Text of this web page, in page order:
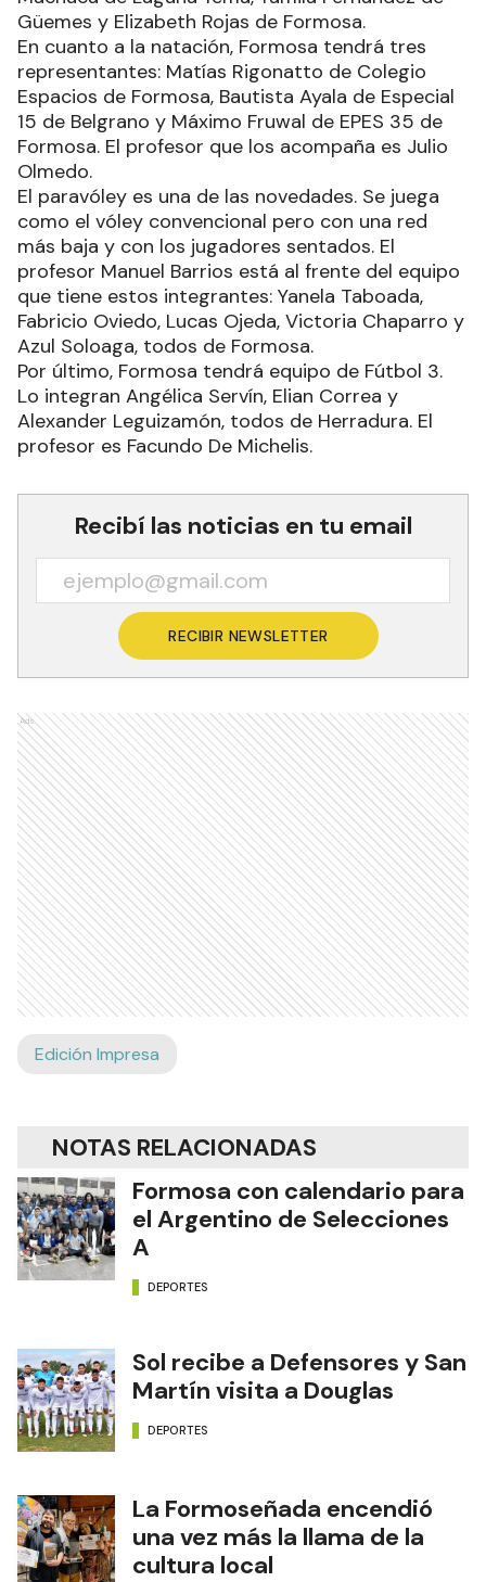
Güemes y Elizabeth Rojas de Formosa.
En cuanto a la natación, Formosa tendrá tres
representantes: Matías Rigonatto de Colegio
Espacios de Formosa, Bautista Ayala de Especial
15 de Belgrano y Máximo Fruwal de EPES 35 de
Formosa. El profesor que los acompaña es Julio
Olmedo.
El paravóley es una de las novedades. Se juega
como el vóley convencional pero con una red
más baja y con los jugadores sentados. El
profesor Manuel Barrios está al frente del equipo
que tiene estos integrantes: Yanela Taboada,
Fabricio Oviedo, Lucas Ojeda, Victoria Chaparro y
Azul Soloaga, todos de Formosa.
Por último, Formosa tendrá equipo de Fútbol 3.
Lo integran Angélica Servín, Elian Correa y
Alexander Leguizamón, todos de Herradura. El
profesor es Facundo De Michelis.
Recibí las noticias en tu email
RECIBIR NEWSLETTER
Ads
Edición Impresa
NOTAS RELACIONADAS
Formosa con calendario para
el Argentino de Selecciones
A
DEPORTES
Sol recibe a Defensores y San
Martín visita a Douglas
DEPORTES
La Formoseñada encendió
una vez más la llama de la
cultura local